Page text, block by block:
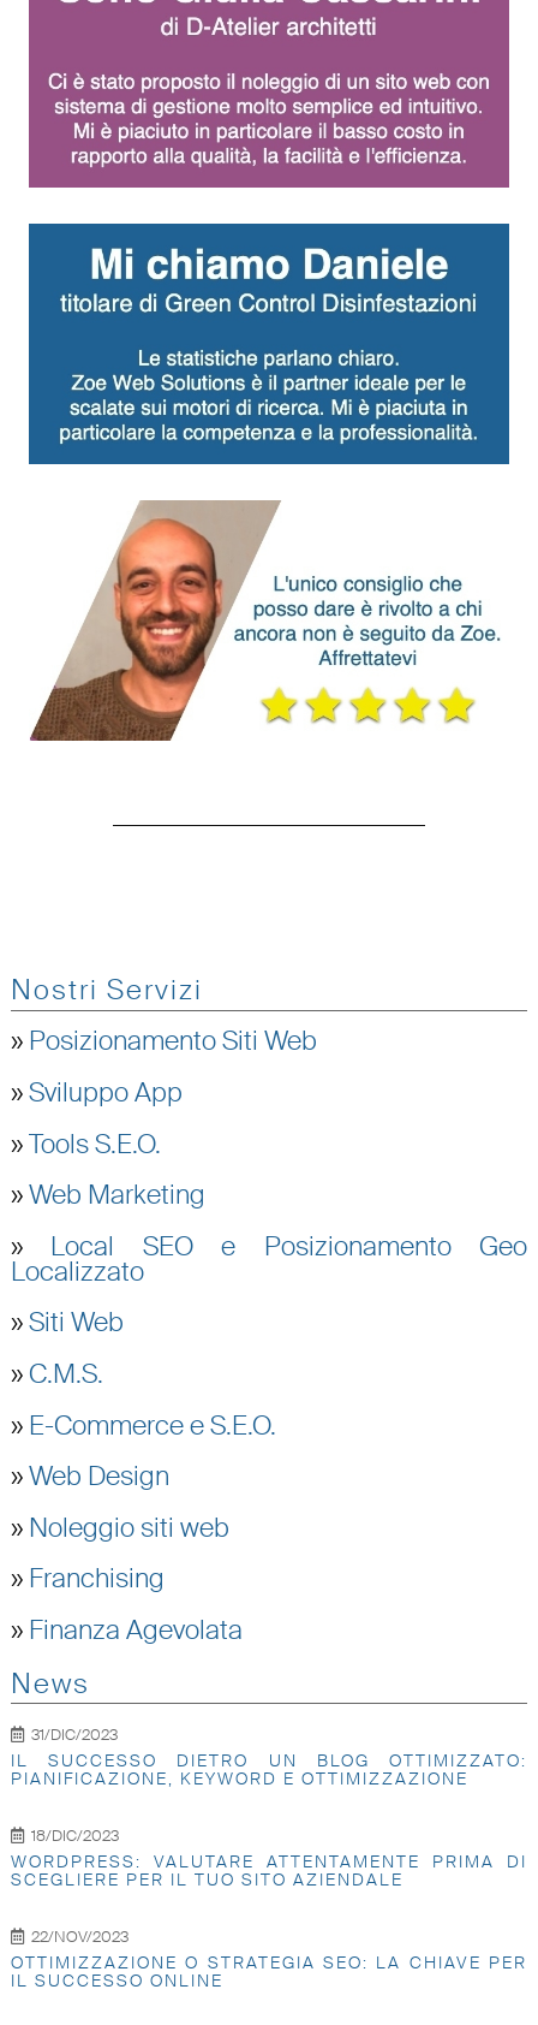
Nostri Servizi
» Posizionamento Siti Web
»Sviluppo App
»Tools S.E.O.
»Web Marketing
» Local SEO e Posizionamento Geo
Localizzato
»Siti Web
» C.M.S.
» E-Commerce e S.E.O.
»Web Design
» Noleggio siti web
» Franchising
» Finanza Agevolata
News
31/DIC/2023
IL SUCCESSO DIETRO UN BLOG OTTIMIZZATO:
PIANIFICAZIONE, KEYWORD E OTTIMIZZAZIONE
18/DIC/2023
WORDPRESS: VALUTARE ATTENTAMENTE PRIMA DI
SCEGLIERE PER IL TUO SITO AZIENDALE
22/NOV/2023
OTTIMIZZAZIONE O STRATEGIA SEO: LA CHIAVE PER
IL SUCCESSO ONLINE